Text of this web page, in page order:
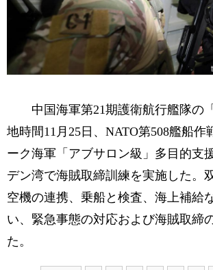
中国海軍第21期護衛航行艦隊の
地時間11月25日、NATO第508艦船作
ーク海軍「アブサロン級」多目的支
デン湾で海賊取締訓練を実施した。
空機の連携、乗船と検査、海上補給
い、緊急事態の対応および海賊取締
た。